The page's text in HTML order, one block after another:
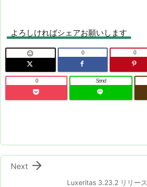
よろしければシェアお願いします
 0 0
0 Send
Luxeritas 3.23.2 リリース

Next